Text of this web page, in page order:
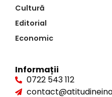
Cultură
Editorial
Economic
Informații
0722 543 112